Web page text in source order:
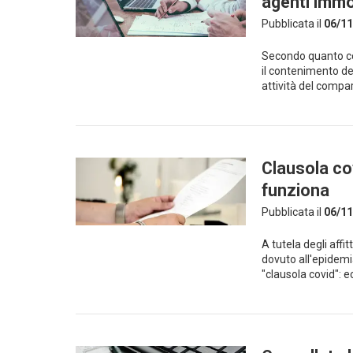
Pubblicata il 06/
Secondo quanto
il contenimento
attività del
Clausola
funziona
Pubblicata il 06/
A tutela degli
dovuto
"clausola covid":